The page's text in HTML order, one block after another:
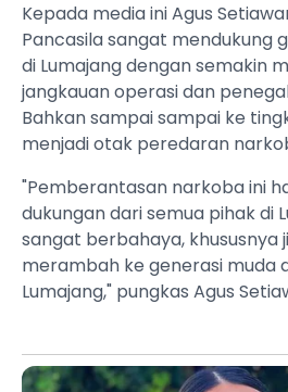
Kepada media ini Agus
Pancasila sangat mendukung
di Lumajang dengan semakin
jangkauan operasi dan
Bahkan sampai sampai ke
menjadi otak peredaran
"Pemberantasan narkoba ini
dukungan dari semua pihak di
sangat berbahaya, khususnya
merambah ke generasi muda
Lumajang," pungkas Agus